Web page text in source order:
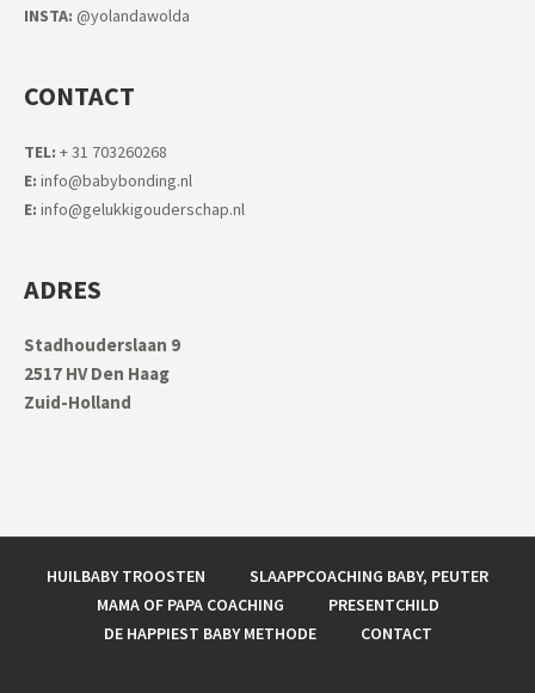
INSTA: @yolandawolda
CONTACT
TEL: + 31 703260268
E: info@babybonding.nl
E: info@gelukkigouderschap.nl
ADRES
Stadhouderslaan 9
2517 HV Den Haag
Zuid-Holland
HUILBABY TROOSTEN
SLAAPPCOACHING BABY, PEUTER
MAMA OF PAPA COACHING
PRESENTCHILD
DE HAPPIEST BABY METHODE
CONTACT